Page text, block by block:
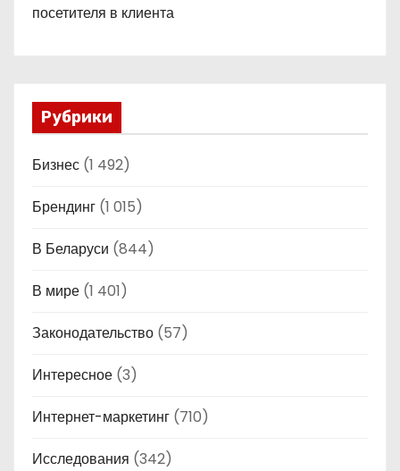
посетителя в клиента
Рубрики
Бизнес (1 492)
Брендинг (1 015)
В Беларуси (844)
В мире (1 401)
Законодательство (57)
Интересное (3)
Интернет-маркетинг (710)
Исследования (342)